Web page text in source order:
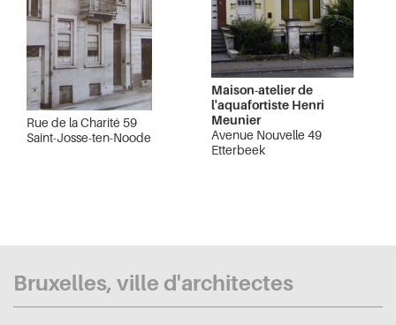
Rue de la Charité 59
Saint-Josse-ten-Noode
Maison-atelier de
l'aquafortiste Henri
Meunier
Avenue Nouvelle 49
Etterbeek
Bruxelles, ville d'architectes